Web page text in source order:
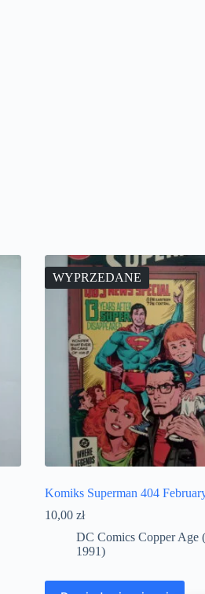
WYPRZEDANE
Komiks Superman 404
10,00 zł
DC Comics Copper Age
1991)